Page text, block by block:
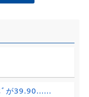
が39.90......